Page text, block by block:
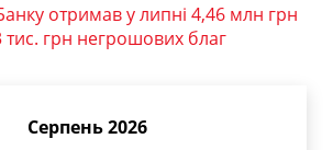
отримав у липні 4,46 млн грн
тис. грн негрошових благ
Серпень 2026